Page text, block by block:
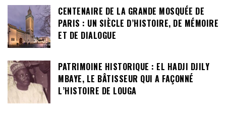
CENTENAIRE DE LA GRANDE MOSQUÉE DE
PARIS : UN SIÈCLE D’HISTOIRE, DE MÉMOIRE
ET DE DIALOGUE
PATRIMOINE HISTORIQUE : EL HADJI DJILY
MBAYE, LE BÂTISSEUR QUI A FAÇONNÉ
L’HISTOIRE DE LOUGA